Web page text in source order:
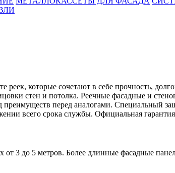
которые сочетают в себе прочность,
стен и потолка. Реечные фасадные и
перед аналогами. Специальный
всего срока службы. Официальная
3 до 5 метров. Более длинные фасадные